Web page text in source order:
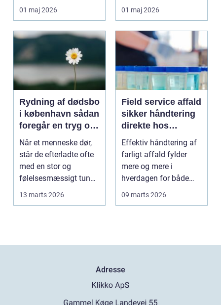
autohuse. Den leverer
01 maj 2026 01 maj 2026
Rydning af dødsbo
i københavn sådan
foregår en tryg og
effektiv proces
Når et menneske dør,
står de efterladte ofte
med en stor og
følelsesmæssigt tung
opgave: at få rydde...
13 marts 2026
Field service affald
sikker håndtering
direkte hos
virksomheden
Effektiv håndtering af
farligt affald fylder
mere og mere i
hverdagen for både
produktionsvirksomhe
09 marts 2026
Adresse